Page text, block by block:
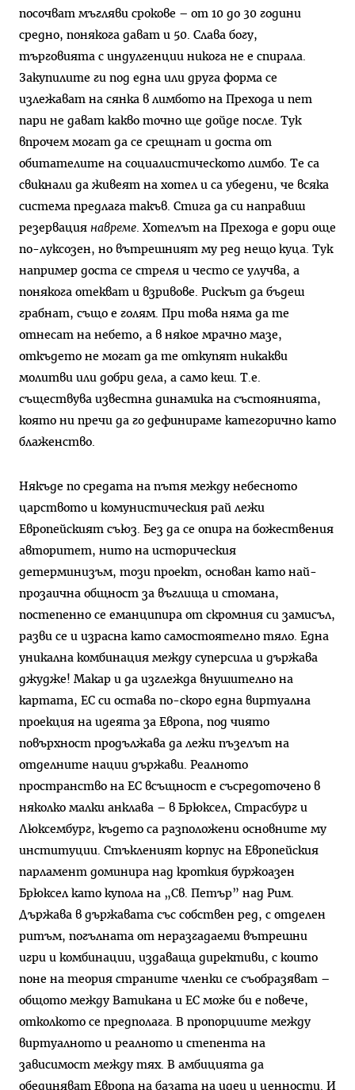
посочват мъгляви срокове – от 10 до 30 години
средно, понякога дават и 50. Слава богу,
търговията с индулгенции никога не е спирала.
Закупилите ги под една или друга форма се
излежават на сянка в лимбото на Прехода и пет
пари не дават какво точно ще дойде после. Тук
впрочем могат да се срещнат и доста от
обитателите на социалистическото лимбо. Те са
свикнали да живеят на хотел и са убедени, че всяка
система предлага такъв. Стига да си направиш
резервация навреме. Хотелът на Прехода е дори още
по-луксозен, но вътрешният му ред нещо куца. Тук
например доста се стреля и често се улучва, а
понякога отекват и взривове. Рискът да бъдеш
грабнат, също е голям. При това няма да те
отнесат на небето, а в някое мрачно мазе,
откъдето не могат да те откупят никакви
молитви или добри дела, а само кеш. Т.е.
съществува известна динамика на състоянията,
която ни пречи да го дефинираме категорично като
блаженство.
Някъде по средата на пътя между небесното
царството и комунистическия рай лежи
Европейският съюз. Без да се опира на божествения
авторитет, нито на историческия
детерминизъм, този проект, основан като най-
прозаична общност за въглища и стомана,
постепенно се еманципира от скромния си замисъл,
разви се и израсна като самостоятелно тяло. Една
уникална комбинация между суперсила и държава
джудже! Макар и да изглежда внушително на
картата, ЕС си остава по-скоро една виртуална
проекция на идеята за Европа, под чиято
повърхност продължава да лежи пъзелът на
отделните нации държави. Реалното
пространство на ЕС всъщност е съсредоточено в
няколко малки анклава – в Брюксел, Страсбург и
Люксембург, където са разположени основните му
институции. Стъкленият корпус на Европейския
парламент доминира над кроткия буржоазен
Брюксел като купола на „Св. Петър” над Рим.
Държава в държавата със собствен ред, с отделен
ритъм, погълната от неразгадаеми вътрешни
игри и комбинации, издаваща директиви, с които
поне на теория страните членки се съобразяват –
общото между Ватикана и ЕС може би е повече,
отколкото се предполага. В пропорциите между
виртуалното и реалното и степента на
зависимост между тях. В амбицията да
обединяват Европа на базата на идеи и ценности. И